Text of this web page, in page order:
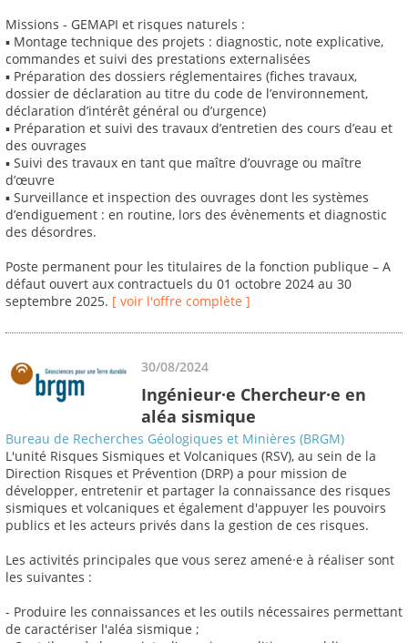
Missions - GEMAPI et risques naturels :
▪ Montage technique des projets : diagnostic, note explicative,
commandes et suivi des prestations externalisées
▪ Préparation des dossiers réglementaires (fiches travaux,
dossier de déclaration au titre du code de l’environnement,
déclaration d’intérêt général ou d’urgence)
▪ Préparation et suivi des travaux d’entretien des cours d’eau et
des ouvrages
▪ Suivi des travaux en tant que maître d’ouvrage ou maître
d’œuvre
▪ Surveillance et inspection des ouvrages dont les systèmes
d’endiguement : en routine, lors des évènements et diagnostic
des désordres.
Poste permanent pour les titulaires de la fonction publique – A
défaut ouvert aux contractuels du 01 octobre 2024 au 30
septembre 2025. [ voir l'offre complète ]
30/08/2024
Ingénieur·e Chercheur·e en
aléa sismique
Bureau de Recherches Géologiques et Minières (BRGM)
L'unité Risques Sismiques et Volcaniques (RSV), au sein de la
Direction Risques et Prévention (DRP) a pour mission de
développer, entretenir et partager la connaissance des risques
sismiques et volcaniques et également d'appuyer les pouvoirs
publics et les acteurs privés dans la gestion de ces risques.
Les activités principales que vous serez amené·e à réaliser sont
les suivantes :
- Produire les connaissances et les outils nécessaires permettant
de caractériser l'aléa sismique ;